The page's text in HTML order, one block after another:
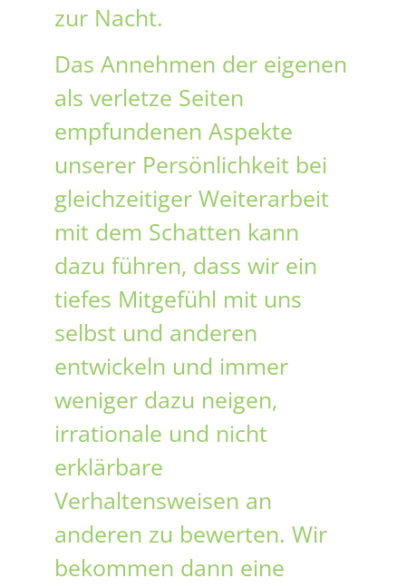
zur Nacht.
Das Annehmen der eigenen
als verletze Seiten
empfundenen Aspekte
unserer Persönlichkeit bei
gleichzeitiger Weiterarbeit
mit dem Schatten kann
dazu führen, dass wir ein
tiefes Mitgefühl mit uns
selbst und anderen
entwickeln und immer
weniger dazu neigen,
irrationale und nicht
erklärbare
Verhaltensweisen an
anderen zu bewerten. Wir
bekommen dann eine